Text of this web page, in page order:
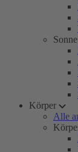
Körper
Alle